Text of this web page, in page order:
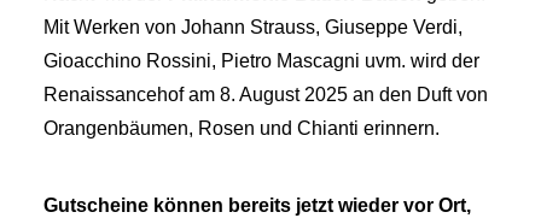
Mit Werken von Johann Strauss, Giuseppe Verdi,
Gioacchino Rossini, Pietro Mascagni uvm. wird der
Renaissancehof am 8. August 2025 an den Duft von
Orangenbäumen, Rosen und Chianti erinnern.
Gutscheine können bereits jetzt wieder vor Ort,